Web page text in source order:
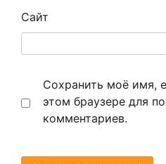
Сайт
Сохранить моё имя,
этом браузере для
комментариев.